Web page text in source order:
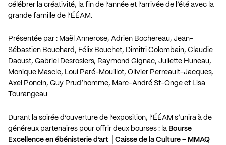
célébrer la créativité, la fin de l’année et l’arrivée de l’été avec la
grande famille de l’ÉÉAM.
Présentée par : Maël Annerose, Adrien Bochereau, Jean-
Sébastien Bouchard, Félix Bouchet, Dimitri Colombain, Claudie
Daoust, Gabriel Desrosiers, Raymond Gignac, Juliette Huneau,
Monique Mascle, Loui Paré-Mouillot, Olivier Perreault-Jacques,
Axel Poncin, Guy Prud’homme, Marc-André St-Onge et Lisa
Tourangeau
Durant la soirée d’ouverture de l’exposition, l’ÉÉAM s’unira à de
généreux partenaires pour offrir deux bourses : la Bourse
Excellence en ébénisterie d’art │Caisse de la Culture – MMAQ